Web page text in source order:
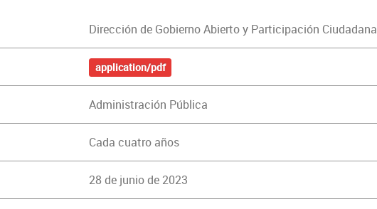
Dirección de Gobierno Abierto y Participación Ciudadana
application/pdf
Administración Pública
Cada cuatro años
28 de junio de 2023